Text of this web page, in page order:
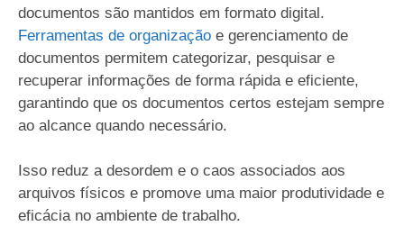
documentos são mantidos em formato digital.
Ferramentas de organização e gerenciamento de
documentos permitem categorizar, pesquisar e
recuperar informações de forma rápida e eficiente,
garantindo que os documentos certos estejam sempre
ao alcance quando necessário.
Isso reduz a desordem e o caos associados aos
arquivos físicos e promove uma maior produtividade e
eficácia no ambiente de trabalho.